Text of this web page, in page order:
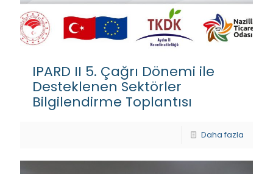
IPARD II 5. Çağrı Dönemi ile
Desteklenen Sektörler
Bilgilendirme Toplantısı
Daha fazla